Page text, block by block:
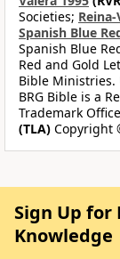
Societies;
Spanish Blue
Spanish Blue
Red and Gold
Bible Ministries.
BRG Bible is a
Trademark
(TLA) Copyright
Sign Up for
Knowledge